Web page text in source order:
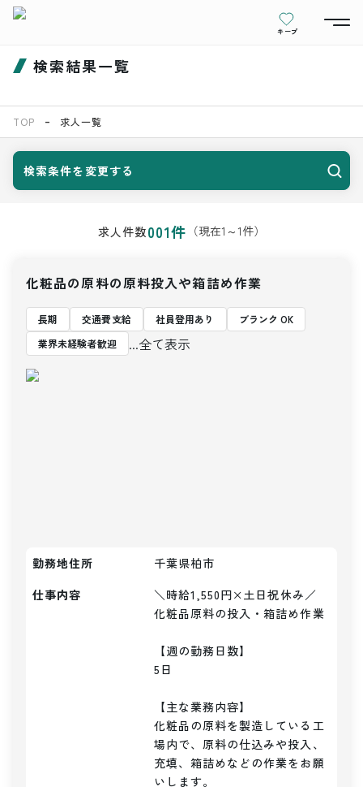
キープ
検索結果一覧
TOP 求人一覧
検索条件を変更する
求人件数001件 （現在1 ～1件）
化粧品の原料の原料投入や箱詰め作業
長期 交通費支給 社員登用あり
ブランク OK
業界未経験者歓迎
...全て表示
勤務地住所
千葉県柏市
仕事内容
＼時給1,550円×土日祝休み／
化粧品原料の投入・箱詰め作業
【週の勤務日数】
5日
【主な業務内容】
化粧品の原料を製造している工
場内で、原料の仕込みや投入、
充填、箱詰めなどの作業をお願
いします。